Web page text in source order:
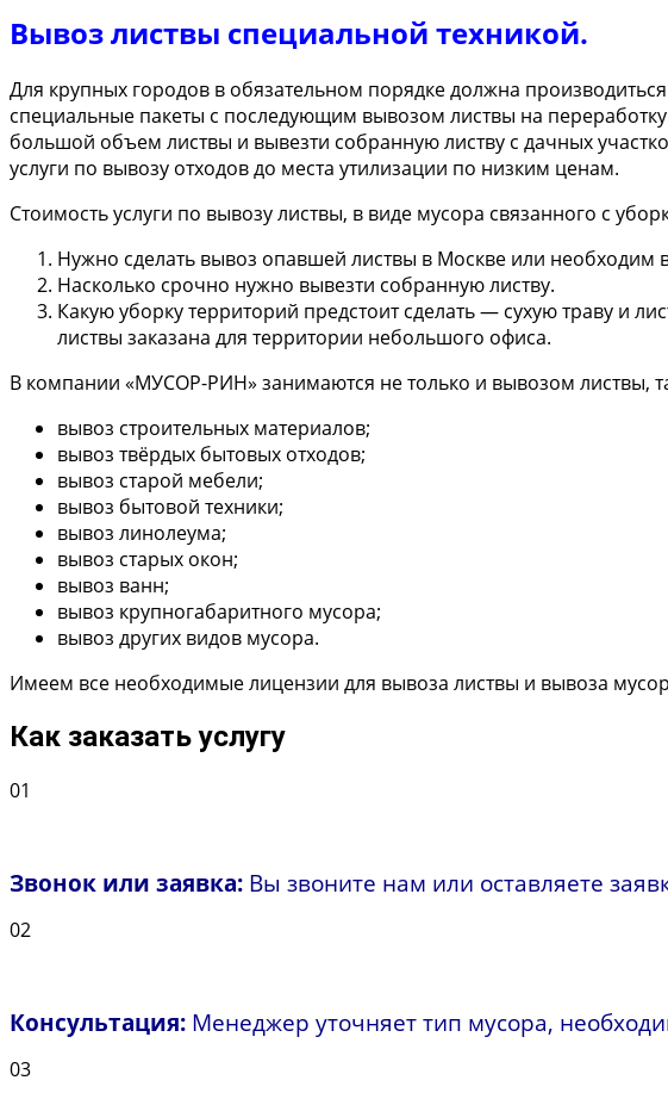
Вывоз листвы специальной техникой.
Для крупных городов в обязательном порядке должна
специальные пакеты с последующим вывозом листвы на
большой объем листвы и вывезти собранную листву с дачных
услуги по вывозу отходов до места утилизации по низким ценам.
Стоимость услуги по вывозу листвы, в виде мусора связанного с
Нужно сделать вывоз опавшей листвы в Москве или необходим
Насколько срочно нужно вывезти собранную листву.
Какую уборку территорий предстоит сделать — сухую траву и
листвы заказана для территории небольшого офиса.
В компании «МУСОР-РИН» занимаются не только и вывозом листвы,
вывоз строительных материалов;
вывоз твёрдых бытовых отходов;
вывоз старой мебели;
вывоз бытовой техники;
вывоз линолеума;
вывоз старых окон;
вывоз ванн;
вывоз крупногабаритного мусора;
вывоз других видов мусора.
Имеем все необходимые лицензии для вывоза листвы и вывоза
Как заказать услугу
01
Звонок или заявка: Вы звоните нам или оставляете
02
Консультация: Менеджер уточняет тип мусора,
03